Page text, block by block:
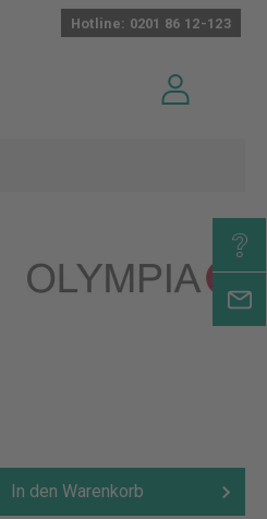
Hotline: 0201 86 12-123
In den Warenkorb